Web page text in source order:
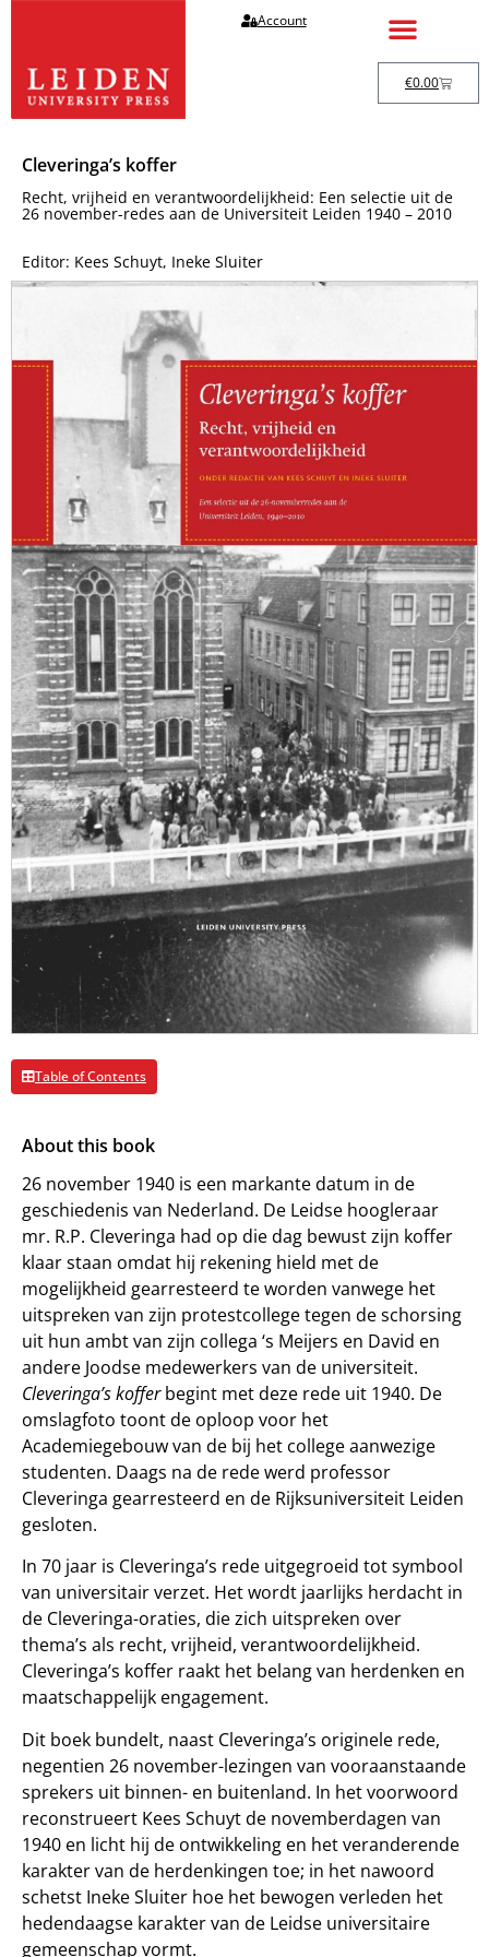
Account
€0.00
Cleveringa’s koffer
Recht, vrijheid en verantwoordelijkheid: Een selectie uit de
26 november-redes aan de Universiteit Leiden 1940 – 2010
Editor: Kees Schuyt, Ineke Sluiter
Table of Contents
About this book
26 november 1940 is een markante datum in de
geschiedenis van Nederland. De Leidse hoogleraar
mr. R.P. Cleveringa had op die dag bewust zijn koffer
klaar staan omdat hij rekening hield met de
mogelijkheid gearresteerd te worden vanwege het
uitspreken van zijn protestcollege tegen de schorsing
uit hun ambt van zijn collega ‘s Meijers en David en
andere Joodse medewerkers van de universiteit.
Cleveringa’s kofferbegint met deze rede uit 1940. De
omslagfoto toont de oploop voor het
Academiegebouw van de bij het college aanwezige
studenten. Daags na de rede werd professor
Cleveringa gearresteerd en de Rijksuniversiteit Leiden
gesloten.
In 70 jaar is Cleveringa’s rede uitgegroeid tot symbool
van universitair verzet. Het wordt jaarlijks herdacht in
de Cleveringa-oraties, die zich uitspreken over
thema’s als recht, vrijheid, verantwoordelijkheid.
Cleveringa’s koffer raakt het belang van herdenken en
maatschappelijk engagement.
Dit boek bundelt, naast Cleveringa’s originele rede,
negentien 26 november-lezingen van vooraanstaande
sprekers uit binnen- en buitenland. In het voorwoord
reconstrueert Kees Schuyt de novemberdagen van
1940 en licht hij de ontwikkeling en het veranderende
karakter van de herdenkingen toe; in het nawoord
schetst Ineke Sluiter hoe het bewogen verleden het
hedendaagse karakter van de Leidse universitaire
gemeenschap vormt.